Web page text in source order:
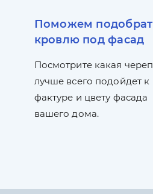
Поможем
кровлю под фасад
Посмотрите какая
лучше всего подойдет к
фактуре и цвету фасада
вашего дома.